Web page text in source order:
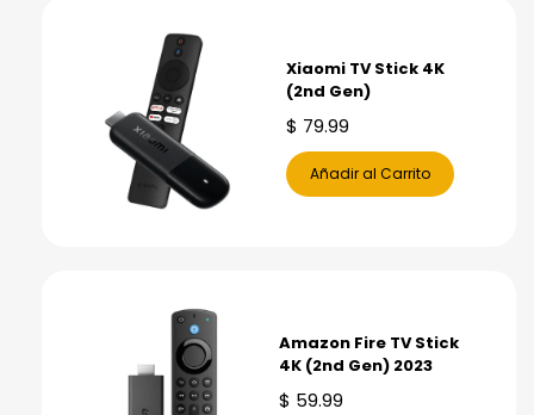
Xiaomi TV Stick 4K
(2nd Gen)
$ 79.99
Añadir al Carrito
Amazon Fire TV Stick
4K (2nd Gen) 2023
$ 59.99